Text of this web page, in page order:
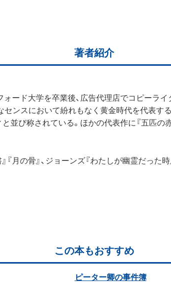
著者紹介
ード大学を卒業後、広告代理店でコピーラ
ンスにおいて紛れもなく黄金時代を代表す
び称されている。ほかの代表作に『五匹の赤
の骨』、ジョーンズ『わたしが幽霊だった時
この本もおすすめ
ピーター卿の事件簿